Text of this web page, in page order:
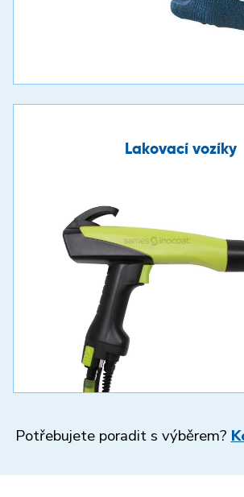
Lakovací vozíky
Potřebujete poradit s výběrem?